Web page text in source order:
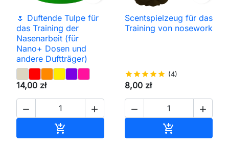
🌷 Duftende Tulpe für
das Training der
Nasenarbeit (für
Nano+ Dosen und
andere Duftträger)
14,00 zł
 

Scentspielzeug für das
Training von nosework
starstarstarstarstar (4)
8,00 zł
 
